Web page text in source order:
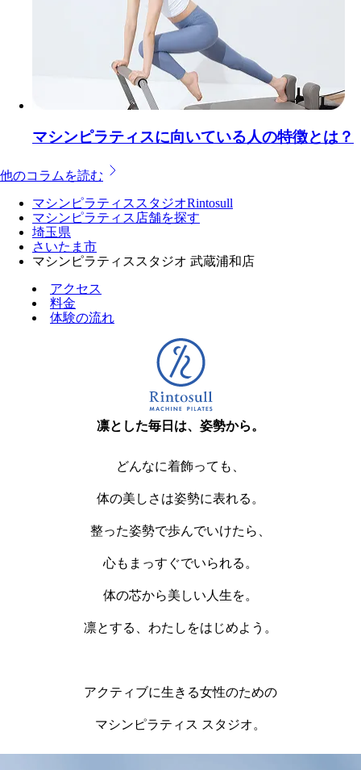
マシンピラティスに向いている人の特徴とは？
他のコラムを読む
マシンピラティススタジオRintosull
マシンピラティス店舗を探す
埼玉県
さいたま市
マシンピラティススタジオ 武蔵浦和店
アクセス
料金
体験の流れ
凛とした毎日は、姿勢から。
どんなに着飾っても、
体の美しさは姿勢に表れる。
整った姿勢で歩んでいけたら、
心もまっすぐでいられる。
体の芯から美しい人生を。
凛とする、わたしをはじめよう。
アクティブに生きる女性のための
マシンピラティス スタジオ。